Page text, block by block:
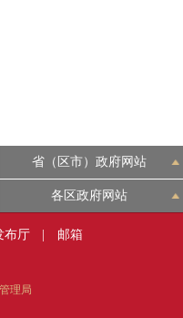
省（区市）政府网站
各区政府网站
布厅 邮箱
理局